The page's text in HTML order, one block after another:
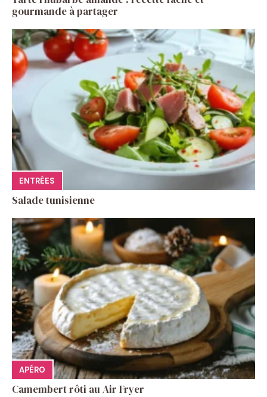
gourmande à partager
ENTRÉES
Salade tunisienne
APÉRO
Camembert rôti au Air Fryer